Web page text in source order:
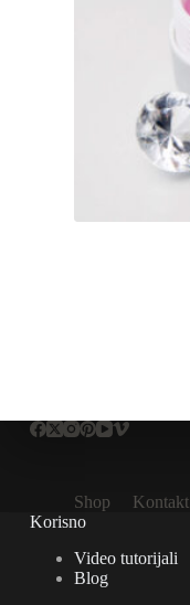
Shop Kontakt
Korisno
Video tutorijali
Blog